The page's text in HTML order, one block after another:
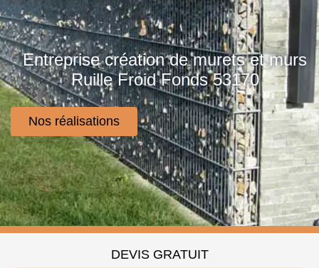
Entreprise création de murets et murs
Ruille Froid Fonds 53170
Nos réalisations
DEVIS GRATUIT